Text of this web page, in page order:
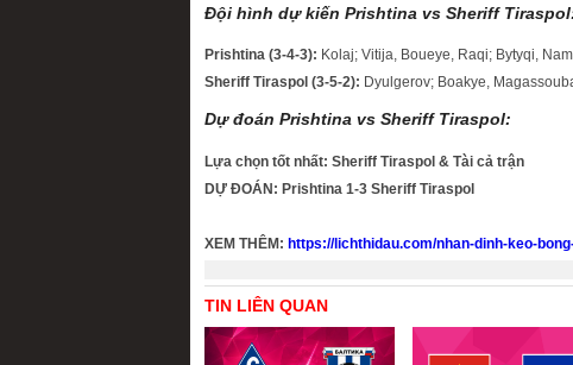
Đội hình dự kiến Prishtina vs Sheriff
Prishtina (3-4-3): Kolaj; Vitija, Boueye, Raqi; Bytyqi,
Sheriff Tiraspol (3-5-2): Dyulgerov; Boakye,
Dự đoán Prishtina vs Sheriff Tiraspol:
Lựa chọn tốt nhất: Sheriff Tiraspol & Tài cả trận
DỰ ĐOÁN: Prishtina 1-3 Sheriff Tiraspol
XEM THÊM: https://lichthidau.com/nhan-dinh-keo-
TIN LIÊN QUAN